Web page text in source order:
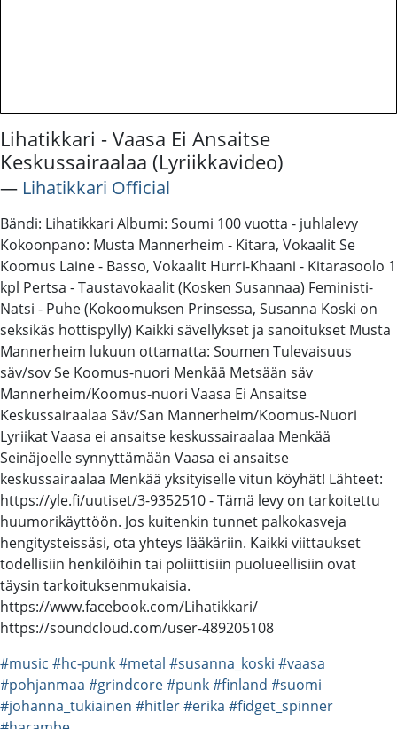
Lihatikkari - Vaasa Ei Ansaitse
Keskussairaalaa (Lyriikkavideo)
― Lihatikkari Official
Bändi: Lihatikkari Albumi: Soumi 100 vuotta - juhlalevy
Kokoonpano: Musta Mannerheim - Kitara, Vokaalit Se
Koomus Laine - Basso, Vokaalit Hurri-Khaani - Kitarasoolo 1
kpl Pertsa - Taustavokaalit (Kosken Susannaa) Feministi-
Natsi - Puhe (Kokoomuksen Prinsessa, Susanna Koski on
seksikäs hottispylly) Kaikki sävellykset ja sanoitukset Musta
Mannerheim lukuun ottamatta: Soumen Tulevaisuus
säv/sov Se Koomus-nuori Menkää Metsään säv
Mannerheim/Koomus-nuori Vaasa Ei Ansaitse
Keskussairaalaa Säv/San Mannerheim/Koomus-Nuori
Lyriikat Vaasa ei ansaitse keskussairaalaa Menkää
Seinäjoelle synnyttämään Vaasa ei ansaitse
keskussairaalaa Menkää yksityiselle vitun köyhät! Lähteet:
https://yle.fi/uutiset/3-9352510 - Tämä levy on tarkoitettu
huumorikäyttöön. Jos kuitenkin tunnet palkokasveja
hengitysteissäsi, ota yhteys lääkäriin. Kaikki viittaukset
todellisiin henkilöihin tai poliittisiin puolueellisiin ovat
täysin tarkoituksenmukaisia.
https://www.facebook.com/Lihatikkari/
https://soundcloud.com/user-489205108
#music #hc-punk#metal #susanna_koski #vaasa
#pohjanmaa #grindcore#punk#finland #suomi
#johanna_tukiainen #hitler#erika #fidget_spinner